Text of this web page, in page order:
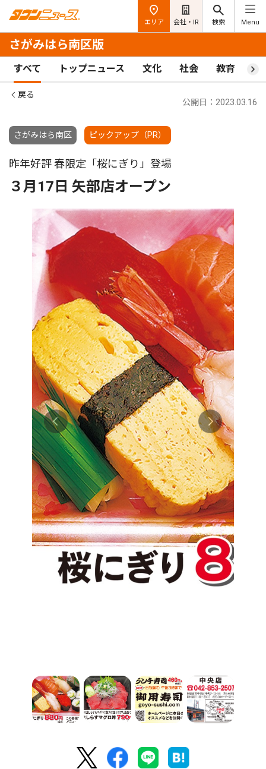
エリア 会社・IR 検索 Menu
さがみはら南区版
すべて トップニュース 文化 社会 教育 ス
戻る
さがみはら南区 ピックアップ（PR）
公開日：2023.03.16
昨年好評 春限定「桜にぎり」登場
３月17日 矢部店オープン